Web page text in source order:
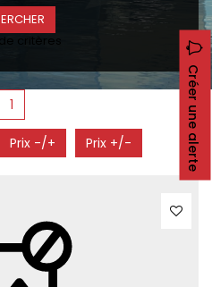
critères
Créer une alerte
1
Prix -/+ Prix +/-